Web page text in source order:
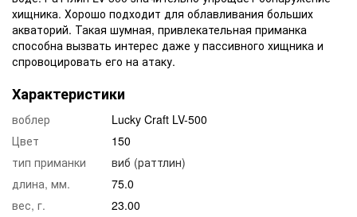
хищника. Хорошо подходит для облавливания больших
акваторий. Такая шумная, привлекательная приманка
способна вызвать интерес даже у пассивного хищника и
спровоцировать его на атаку.
Характеристики
воблер
Lucky Craft LV-500
Цвет
150
тип приманки
виб (раттлин)
длина, мм.
75.0
вес, г.
23.00